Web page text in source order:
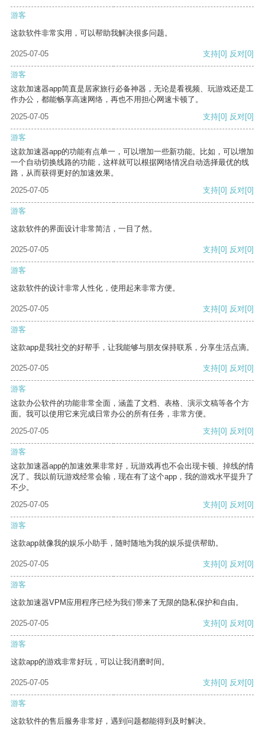
游客
这款软件非常实用，可以帮助我解决很多问题。
2025-07-05 支持[0] 反对[0]
游客
这款加速器app简直是居家旅行必备神器，无论是看视频、玩游戏还是工
作办公，都能畅享高速网络，再也不用担心网速卡顿了。
2025-07-05
支持[0] 反对[0]
游客
这款加速器app的功能有点单一，可以增加一些新功能。比如，可以增加
一个自动切换线路的功能，这样就可以根据网络情况自动选择最优的线
路，从而获得更好的加速效果。
2025-07-05
支持[0] 反对[0]
游客
这款软件的界面设计非常简洁，一目了然。
2025-07-05 支持[0] 反对[0]
游客
这款软件的设计非常人性化，使用起来非常方便。
2025-07-05 支持[0] 反对[0]
游客
这款app是我社交的好帮手，让我能够与朋友保持联系，分享生活点滴。
2025-07-05 支持[0] 反对[0]
游客
这款办公软件的功能非常全面，涵盖了文档、表格、演示文稿等各个方
面。我可以使用它来完成日常办公的所有任务，非常方便。
2025-07-05
支持[0] 反对[0]
游客
这款加速器app的加速效果非常好，玩游戏再也不会出现卡顿、掉线的情
况了。我以前玩游戏经常会输，现在有了这个app，我的游戏水平提升了
不少。
2025-07-05
支持[0] 反对[0]
游客
这款app就像我的娱乐小助手，随时随地为我的娱乐提供帮助。
2025-07-05 支持[0] 反对[0]
游客
这款加速器VPM应用程序已经为我们带来了无限的隐私保护和自由。
2025-07-05 支持[0] 反对[0]
游客
这款app的游戏非常好玩，可以让我消磨时间。
2025-07-05 支持[0] 反对[0]
游客
这款软件的售后服务非常好，遇到问题都能得到及时解决。